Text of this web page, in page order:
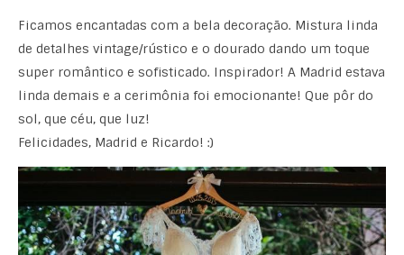
Ficamos encantadas com a bela decoração. Mistura linda
de detalhes vintage/rústico e o dourado dando um toque
super romântico e sofisticado. Inspirador! A Madrid estava
linda demais e a cerimônia foi emocionante! Que pôr do
sol, que céu, que luz!
Felicidades, Madrid e Ricardo! :)